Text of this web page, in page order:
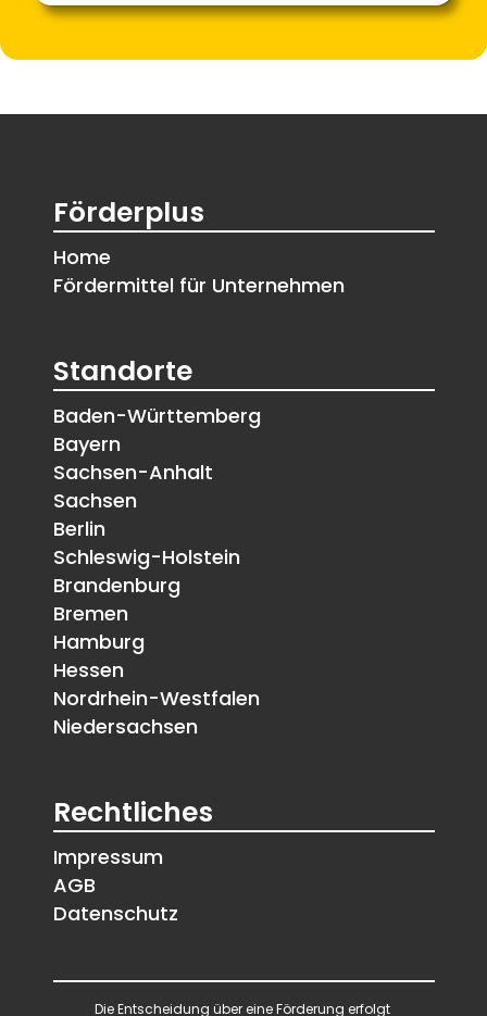
Förderplus
Home
Fördermittel für Unternehmen
Standorte
Baden-Württemberg
Bayern
Sachsen-Anhalt
Sachsen
Berlin
Schleswig-Holstein
Brandenburg
Bremen
Hamburg
Hessen
Nordrhein-Westfalen
Niedersachsen
Rechtliches
Impressum
AGB
Datenschutz
Die Entscheidung über eine Förderung erfolgt